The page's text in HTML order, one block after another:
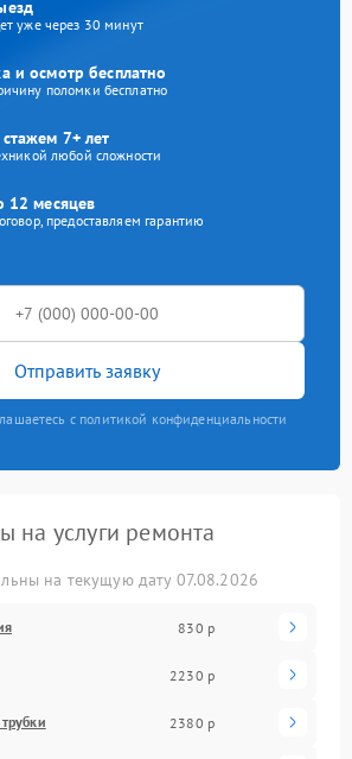
уже через 30 минут
и осмотр бесплатно
поломки бесплатно
7+ лет
любой сложности
12 месяцев
предоставляем гарантию
Отправить заявку
с политикой конфиденциальности
на услуги ремонта
на текущую дату 07.08.2026
830 р
2230 р
2380 р